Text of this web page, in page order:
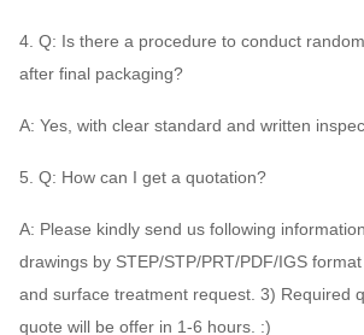
4. Q: Is there a procedure to conduct
after final packaging?
A: Yes, with clear standard and written
5. Q: How can I get a quotation?
A: Please kindly send us following
drawings by STEP/STP/PRT/PDF/IGS
and surface treatment request. 3) Required
quote will be offer in 1-6 hours. :)